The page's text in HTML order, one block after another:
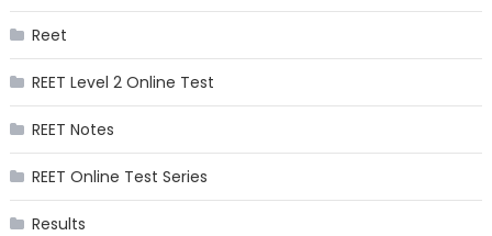
Reet
REET Level 2 Online Test
REET Notes
REET Online Test Series
Results